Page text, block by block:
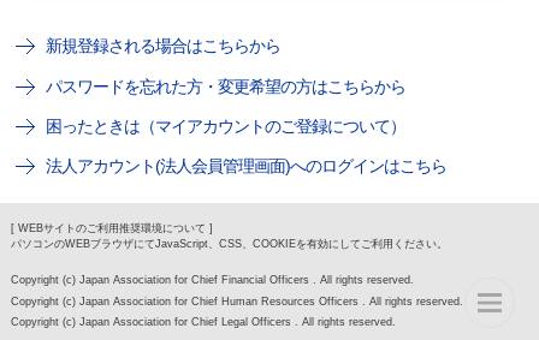
新規登録される場合はこちらから
パスワードを忘れた方・変更希望の方はこちらから
困ったときは（マイアカウントのご登録について）
法人アカウント(法人会員管理画面)へのログインはこちら
[ WEBサイトのご利用推奨環境について ]
パソコンのWEBブラウザにてJavaScript、CSS、COOKIEを有効にしてご利用ください。
Copyright (c) Japan Association for Chief Financial Officers . All rights reserved.
Copyright (c) Japan Association for Chief Human Resources Officers . All rights reserved.
Copyright (c) Japan Association for Chief Legal Officers . All rights reserved.